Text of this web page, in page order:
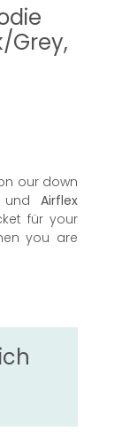
Grey,
our down
undAirflex
für your
you are